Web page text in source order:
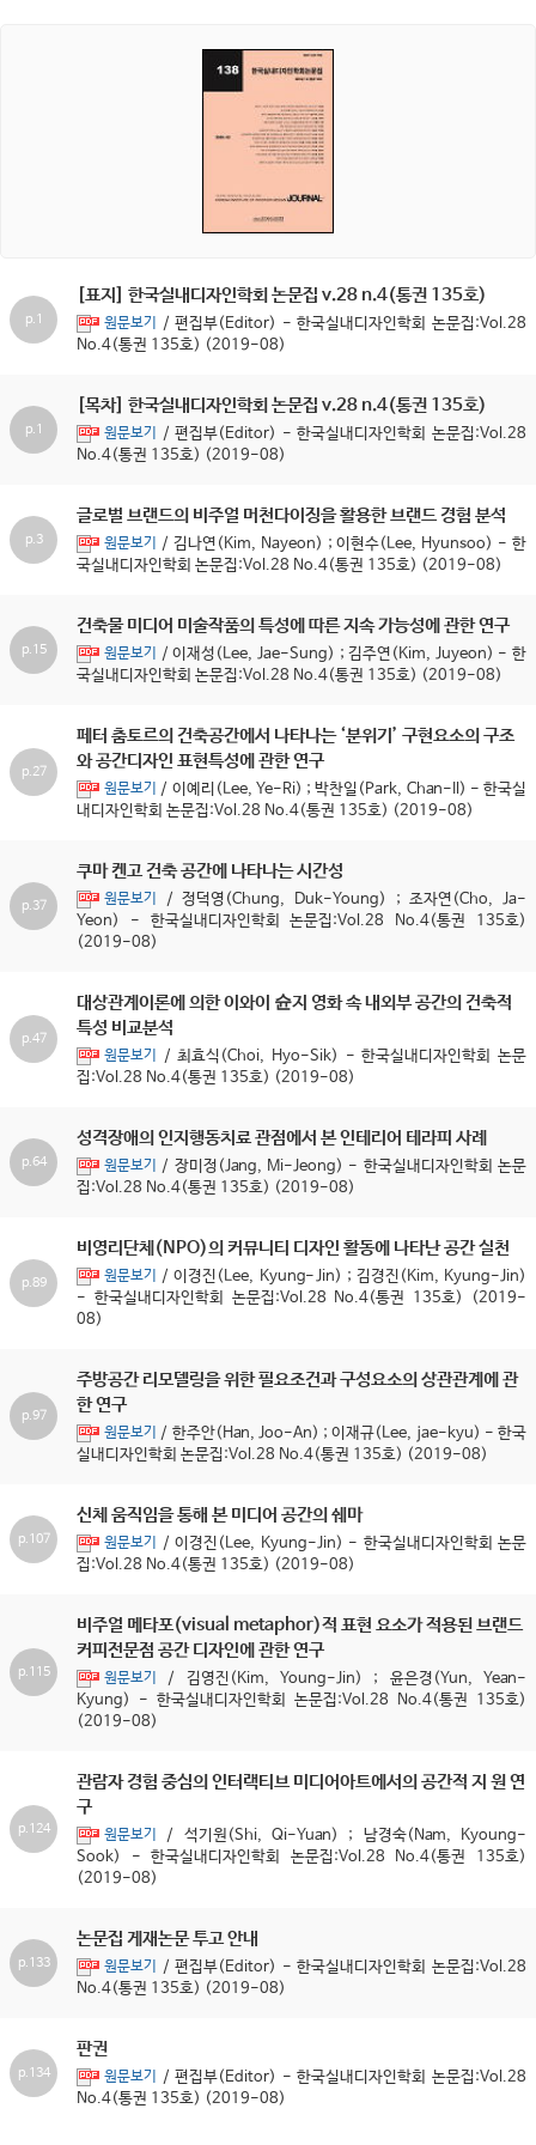
p.1
[표지] 한국실내디자인학회 논문집 v.28 n.4(통권 135호)
원문보기
/ 편집부(Editor) - 한국실내디자인학회 논문집:Vol.28
No.4(통권 135호) (2019-08)
p.1
[목차] 한국실내디자인학회 논문집 v.28 n.4(통권 135호)
원문보기
/ 편집부(Editor) - 한국실내디자인학회 논문집:Vol.28
No.4(통권 135호) (2019-08)
p.3
글로벌 브랜드의 비주얼 머천다이징을 활용한 브랜드 경험 분석
원문보기
/ 김나연(Kim, Nayeon) ; 이현수(Lee, Hyunsoo) - 한
국실내디자인학회 논문집:Vol.28 No.4(통권 135호) (2019-08)
p.15
건축물 미디어 미술작품의 특성에 따른 지속 가능성에 관한 연구
원문보기
/ 이재성(Lee, Jae-Sung) ; 김주연(Kim, Juyeon) - 한
국실내디자인학회 논문집:Vol.28 No.4(통권 135호) (2019-08)
p.27
페터 춤토르의 건축공간에서 나타나는 ‘분위기’ 구현요소의 구조
와 공간디자인 표현특성에 관한 연구
원문보기
/ 이예리(Lee, Ye-Ri) ; 박찬일(Park, Chan-Il) - 한국실
내디자인학회 논문집:Vol.28 No.4(통권 135호) (2019-08)
p.37
쿠마 켄고 건축 공간에 나타나는 시간성
원문보기
/ 정덕영(Chung, Duk-Young) ; 조자연(Cho, Ja-
Yeon) - 한국실내디자인학회 논문집:Vol.28 No.4(통권 135호)
(2019-08)
p.47
대상관계이론에 의한 이와이 슌지 영화 속 내외부 공간의 건축적
특성 비교분석
원문보기
/ 최효식(Choi, Hyo-Sik) - 한국실내디자인학회 논문
집:Vol.28 No.4(통권 135호) (2019-08)
p.64
성격장애의 인지행동치료 관점에서 본 인테리어 테라피 사례
원문보기
/ 장미정(Jang, Mi-Jeong) - 한국실내디자인학회 논문
집:Vol.28 No.4(통권 135호) (2019-08)
p.89
비영리단체(NPO)의 커뮤니티 디자인 활동에 나타난 공간 실천
원문보기
/ 이경진(Lee, Kyung-Jin) ; 김경진(Kim, Kyung-Jin)
- 한국실내디자인학회 논문집:Vol.28 No.4(통권 135호) (2019-
08)
p.97
주방공간 리모델링을 위한 필요조건과 구성요소의 상관관계에 관
한 연구
원문보기
/ 한주안(Han, Joo-An) ; 이재규(Lee, jae-kyu) - 한국
실내디자인학회 논문집:Vol.28 No.4(통권 135호) (2019-08)
p.107
신체 움직임을 통해 본 미디어 공간의 쉐마
원문보기
/ 이경진(Lee, Kyung-Jin) - 한국실내디자인학회 논문
집:Vol.28 No.4(통권 135호) (2019-08)
p.115
비주얼 메타포(visual metaphor)적 표현 요소가 적용된 브랜드
커피전문점 공간 디자인에 관한 연구
원문보기
/ 김영진(Kim, Young-Jin) ; 윤은경(Yun, Yean-
Kyung) - 한국실내디자인학회 논문집:Vol.28 No.4(통권 135호)
(2019-08)
p.124
관람자 경험 중심의 인터랙티브 미디어아트에서의 공간적 지 원 연
구
원문보기
/ 석기원(Shi, Qi-Yuan) ; 남경숙(Nam, Kyoung-
Sook) - 한국실내디자인학회 논문집:Vol.28 No.4(통권 135호)
(2019-08)
p.133
논문집 게재논문 투고 안내
원문보기
/ 편집부(Editor) - 한국실내디자인학회 논문집:Vol.28
No.4(통권 135호) (2019-08)
p.134
판권
원문보기
/ 편집부(Editor) - 한국실내디자인학회 논문집:Vol.28
No.4(통권 135호) (2019-08)